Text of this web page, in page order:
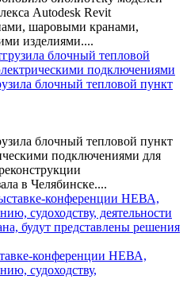
Autodesk Revit
шаровыми кранами,
изделиями....
блочный тепловой пункт
блочный тепловой пункт
подключениями для
в Челябинске....
конференции НЕВА,
судоходству,